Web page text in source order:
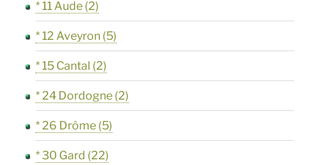
* 11 Aude (2)
* 12 Aveyron (5)
* 15 Cantal (2)
* 24 Dordogne (2)
* 26 Drôme (5)
* 30 Gard (22)